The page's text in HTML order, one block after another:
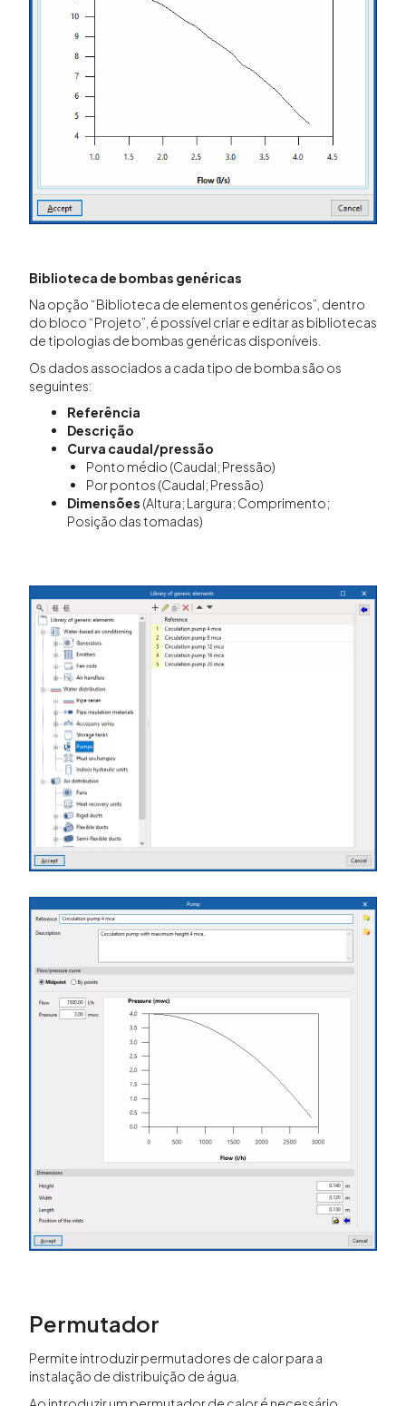
Biblioteca de bombas genéricas
Na opção “Biblioteca de elementos genéricos”, dentro
do bloco “Projeto”, é possível criar e editar as bibliotecas
de tipologias de bombas genéricas disponíveis.
Os dados associados a cada tipo de bomba são os
seguintes:
Referência
Descrição
Curva caudal/pressão
Ponto médio (Caudal; Pressão)
Por pontos (Caudal; Pressão)
Dimensões (Altura; Largura; Comprimento;
Posição das tomadas)
Permutador
Permite introduzir permutadores de calor para a
instalação de distribuição de água.